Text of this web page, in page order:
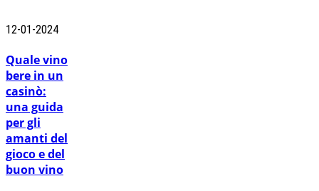
12-01-2024
Quale vino
bere in un
casinò:
una guida
per gli
amanti del
gioco e del
buon vino